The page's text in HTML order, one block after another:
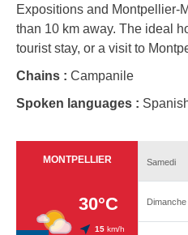
Expositions and Montpellier-
than 10 km away. The ideal
tourist stay, or a visit to
Chains : Campanile
Spoken languages :